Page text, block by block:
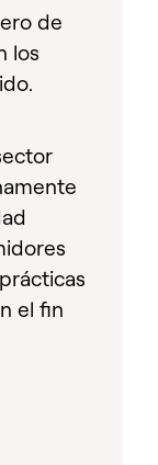
de
los
el fin